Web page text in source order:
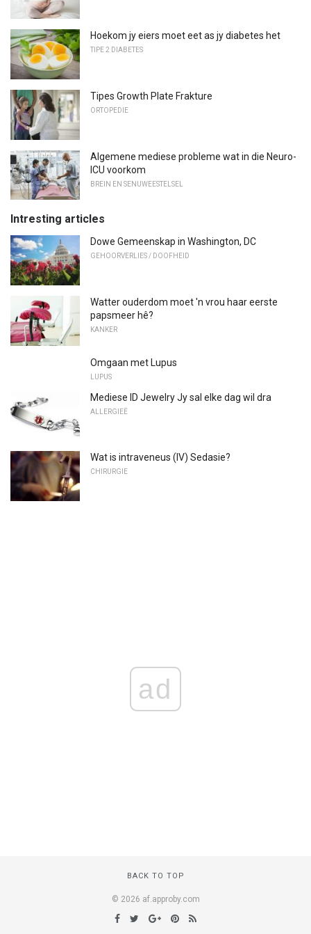
Hoekom jy eiers moet eet as jy diabetes het
TIPE 2 DIABETES
Tipes Growth Plate Frakture
ORTOPEDIE
Algemene mediese probleme wat in die Neuro-
ICU voorkom
BREIN EN SENUWEESTELSEL
Intresting articles
Dowe Gemeenskap in Washington, DC
GEHOORVERLIES / DOOFHEID
Watter ouderdom moet 'n vrou haar eerste
papsmeer hê?
KANKER
Omgaan met Lupus
LUPUS
Mediese ID Jewelry Jy sal elke dag wil dra
ALLERGIEË
Wat is intraveneus (IV) Sedasie?
CHIRURGIE
ad
BACK TO TOP
© 2026 af.approby.com